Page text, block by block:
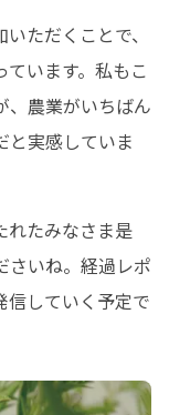
ただくことで、
います。私もこ
、農業がいちばん
と実感していま
れたみなさま是
さいね。経過レポ
信していく予定で